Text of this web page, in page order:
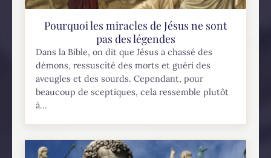
Pourquoi les miracles de Jésus ne sont
pas des légendes
Dans la Bible, on dit que Jésus a chassé des
démons, ressuscité des morts et guéri des
aveugles et des sourds. Cependant, pour
beaucoup de sceptiques, cela ressemble plutôt
à...